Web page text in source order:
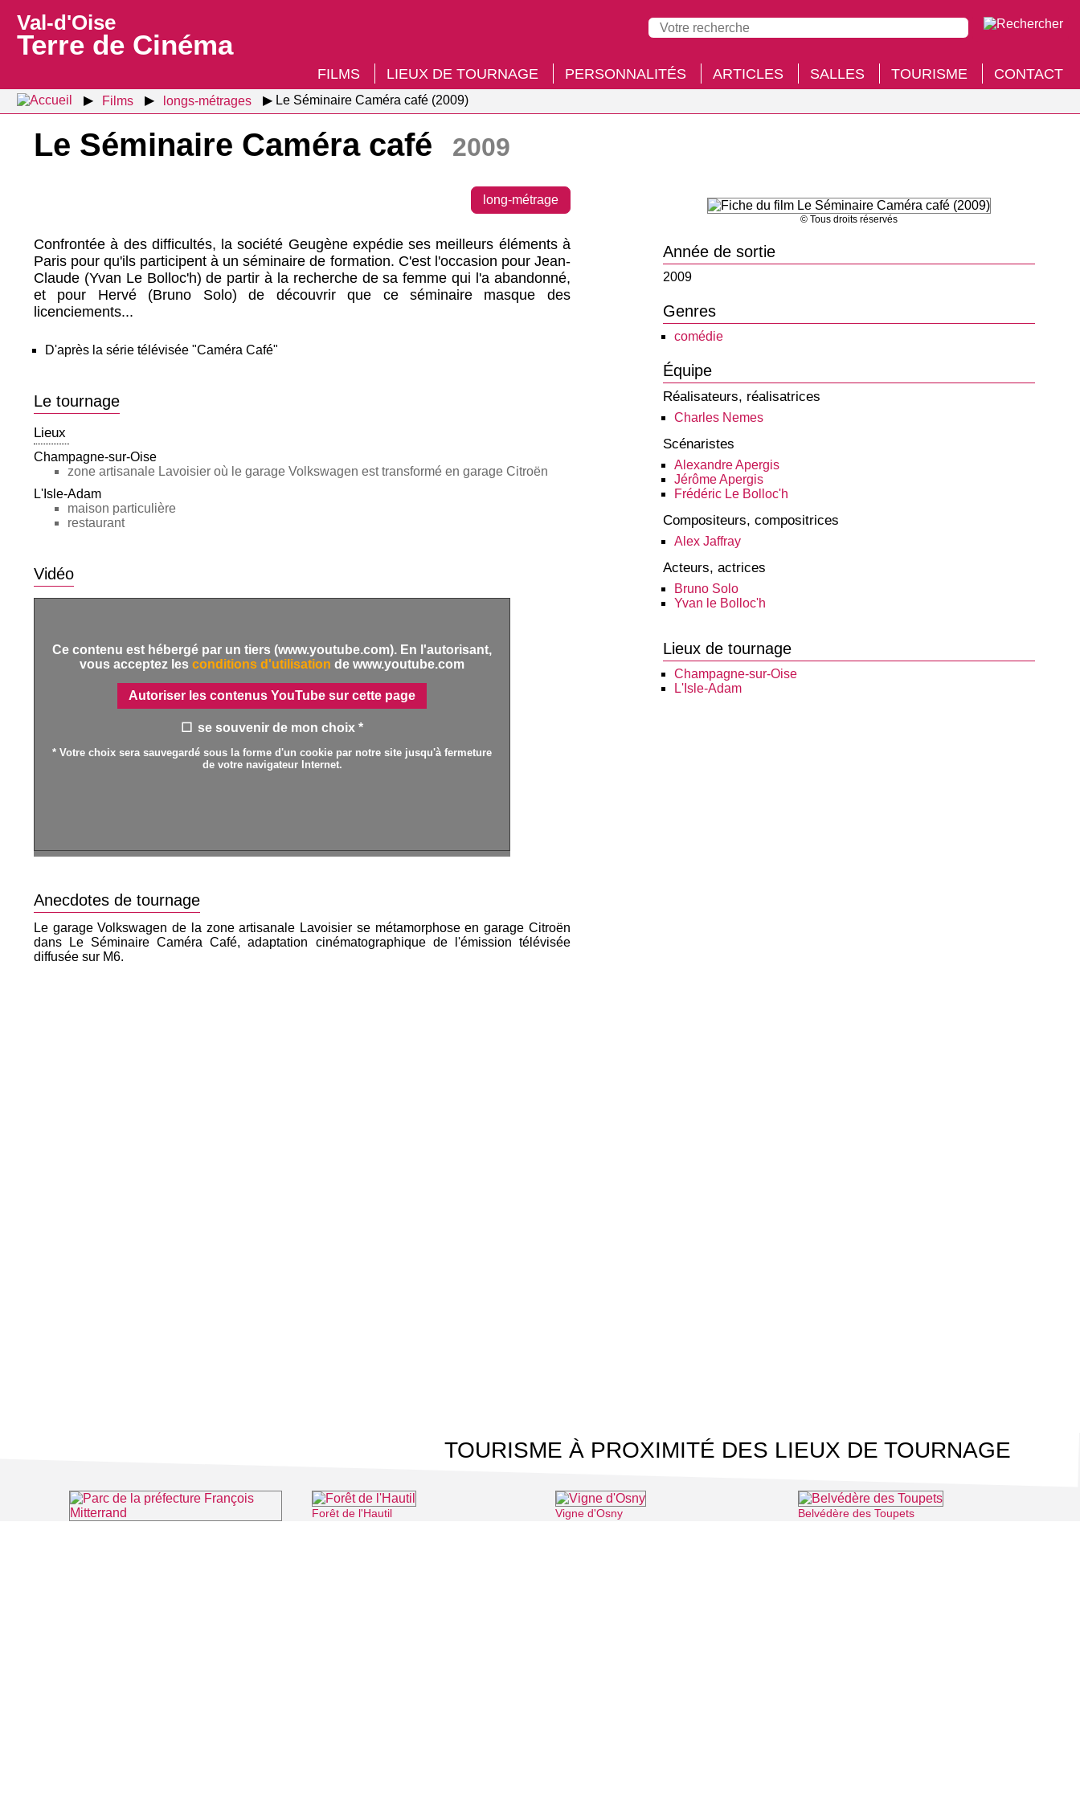
Val-d'Oise
Terre de Cinéma
FILMS LIEUX DE TOURNAGE PERSONNALITÉS ARTICLES SALLES TOURISME CONTACT
Films longs-métrages Le Séminaire Caméra café (2009)
Le Séminaire Caméra café 2009
long-métrage
Confrontée à des difficultés, la société Geugène expédie ses meilleurs éléments à
Paris pour qu'ils participent à un séminaire de formation. C'est l'occasion pour Jean-
Claude (Yvan Le Bolloc'h) de partir à la recherche de sa femme qui l'a abandonné,
et pour Hervé (Bruno Solo) de découvrir que ce séminaire masque des
licenciements...
D'après la série télévisée "Caméra Café"
Le tournage
Lieux
Champagne-sur-Oise
zone artisanale Lavoisier où le garage Volkswagen est transformé en garage Citroën
L'Isle-Adam
maison particulière
restaurant
Vidéo
Ce contenu est hébergé par un tiers (www.youtube.com). En l'autorisant,
vous acceptez les conditions d'utilisation de www.youtube.com
Autoriser les contenus YouTube sur cette page
se souvenir de mon choix *
* Votre choix sera sauvegardé sous la forme d'un cookie par notre site jusqu'à fermeture
de votre navigateur Internet.
Anecdotes de tournage
Le garage Volkswagen de la zone artisanale Lavoisier se métamorphose en garage Citroën
dans Le Séminaire Caméra Café, adaptation cinématographique de l'émission télévisée
diffusée sur M6.
© Tous droits réservés
Année de sortie
2009
Genres
comédie
Équipe
Réalisateurs, réalisatrices
Charles Nemes
Scénaristes
Alexandre Apergis
Jérôme Apergis
Frédéric Le Bolloc'h
Compositeurs, compositrices
Alex Jaffray
Acteurs, actrices
Bruno Solo
Yvan le Bolloc'h
Lieux de tournage
Champagne-sur-Oise
L'Isle-Adam
TOURISME À PROXIMITÉ DES LIEUX DE TOURNAGE
Forêt de l'Hautil
Vigne d'Osny
Belvédère des Toupets